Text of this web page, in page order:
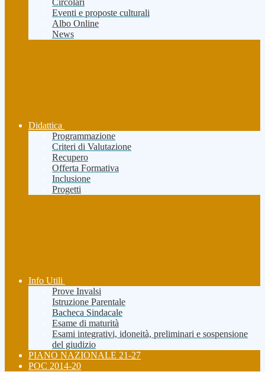
Circolari
Eventi e proposte culturali
Albo Online
News
Didattica
Programmazione
Criteri di Valutazione
Recupero
Offerta Formativa
Inclusione
Progetti
Info Utili
Prove Invalsi
Istruzione Parentale
Bacheca Sindacale
Esame di maturità
Esami integrativi, idoneità, preliminari e sospensione
del giudizio
PIANO NAZIONALE 21-27
POC 2014-20